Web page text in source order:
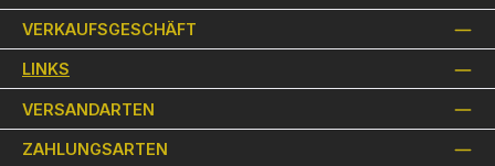
VERKAUFSGESCHÄFT
LINKS
VERSANDARTEN
ZAHLUNGSARTEN